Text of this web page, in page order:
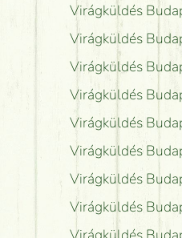
Virágküldés
Virágküldés
Virágküldés
Virágküldés
Virágküldés
Virágküldés
Virágküldés
Virágküldés